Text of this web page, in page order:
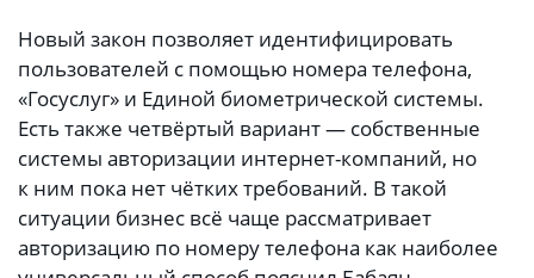
Новый закон позволяет идентифицировать
пользователей с помощью номера телефона,
«Госуслуг» и Единой биометрической системы.
Есть также четвёртый вариант — собственные
системы авторизации интернет-компаний, но
к ним пока нет чётких требований. В такой
ситуации бизнес всё чаще рассматривает
авторизацию по номеру телефона как наиболее